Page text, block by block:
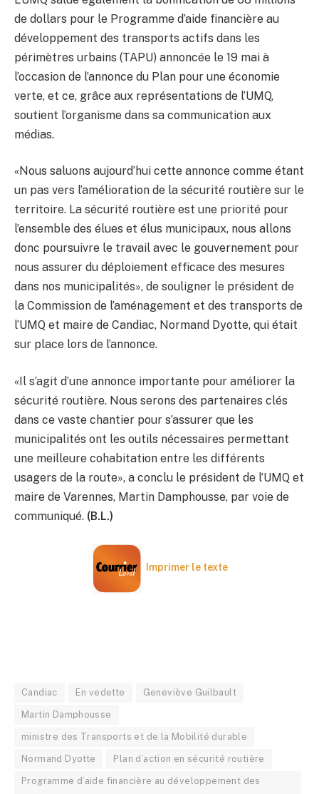
de dollars pour le Programme d’aide financière au
développement des transports actifs dans les
périmètres urbains (TAPU) annoncée le 19 mai à
l’occasion de l’annonce du Plan pour une économie
verte, et ce, grâce aux représentations de l’UMQ,
soutient l’organisme dans sa communication aux
médias.
«Nous saluons aujourd’hui cette annonce comme étant
un pas vers l’amélioration de la sécurité routière sur le
territoire. La sécurité routière est une priorité pour
l’ensemble des élues et élus municipaux, nous allons
donc poursuivre le travail avec le gouvernement pour
nous assurer du déploiement efficace des mesures
dans nos municipalités», de souligner le président de
la Commission de l’aménagement et des transports de
l’UMQ et maire de Candiac, Normand Dyotte, qui était
sur place lors de l’annonce.
«Il s’agit d’une annonce importante pour améliorer la
sécurité routière. Nous serons des partenaires clés
dans ce vaste chantier pour s’assurer que les
municipalités ont les outils nécessaires permettant
une meilleure cohabitation entre les différents
usagers de la route», a conclu le président de l’UMQ et
maire de Varennes, Martin Damphousse, par voie de
communiqué. (B.L.)
Imprimer le texte
Candiac En vedette Geneviève Guilbault
Martin Damphousse
ministre des Transports et de la Mobilité durable
Normand Dyotte Plan d’action en sécurité routière
Programme d’aide financière au développement des